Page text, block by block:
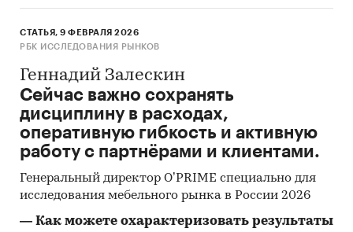
СТАТЬЯ, 9 ФЕВРАЛЯ 2026
РБК ИССЛЕДОВАНИЯ РЫНКОВ
Геннадий Залескин
Сейчас важно сохранять
дисциплину в расходах,
оперативную гибкость и активную
работу с партнёрами и клиентами.
Генеральный директор O’PRIME специально для
исследования мебельного рынка в России 2026
― Как можете охарактеризовать результаты